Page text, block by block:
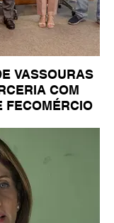
VASSOURAS
COM
FECOMÉRCIO